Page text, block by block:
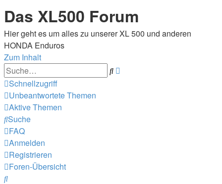
Das XL500 Forum
Hier geht es um alles zu unserer XL 500 und anderen
HONDA Enduros
Zum Inhalt
Suche
Schnellzugriff
Unbeantwortete Themen
Aktive Themen
Suche
FAQ
Anmelden
Registrieren
Foren-Übersicht
Suche